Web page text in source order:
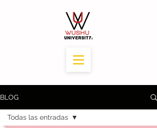
BLOG
Todas las entradas